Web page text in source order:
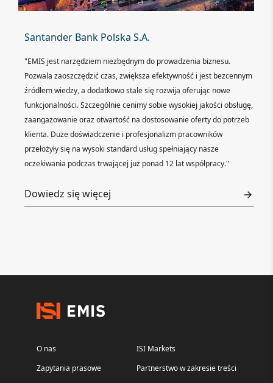
Santander Bank Polska S.A.
"EMIS jest narzędziem niezbędnym do prowadzenia biznesu.
Pozwala zaoszczędzić czas, zwiększa efektywność i jest bezcennym
źródłem wiedzy, a dodatkowo stale się rozwija oferując nowe
funkcjonalności. Szczególnie cenimy sobie wysokiej jakości obsługę,
zaangażowanie oraz otwartość na dostosowanie oferty do potrzeb
klienta. Duże doświadczenie i profesjonalizm pracowników
przełożyły się na wysoki standard usług spełniający nasze
oczekiwania podczas trwającej już ponad 12 lat współpracy."
Dowiedz się więcej
O nas
ISI Markets
Zapytania prasowe
Partnerstwo w zakresie treści